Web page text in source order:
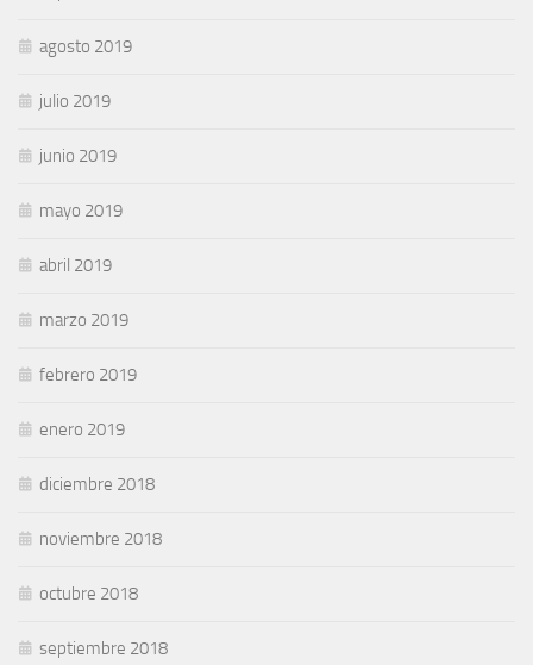
agosto 2019
julio 2019
junio 2019
mayo 2019
abril 2019
marzo 2019
febrero 2019
enero 2019
diciembre 2018
noviembre 2018
octubre 2018
septiembre 2018